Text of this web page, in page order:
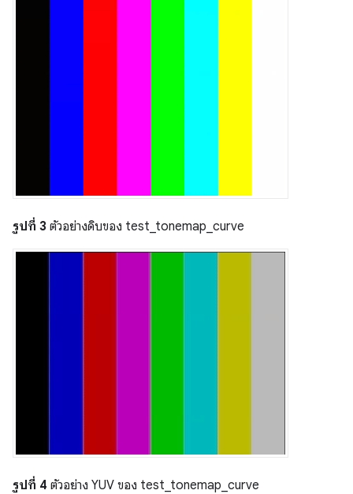
รูปที่ 3 ตัวอย่างดิบของ test_tonemap_curve
รูปที่ 4 ตัวอย่าง YUV ของ test_tonemap_curve